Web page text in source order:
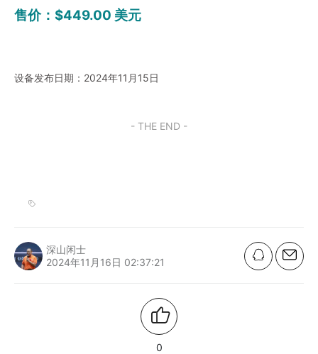
售价：$449.00 美元
设备发布日期：2024年11月15日
- THE END -
深山闲士
2024年11月16日 02:37:21
0